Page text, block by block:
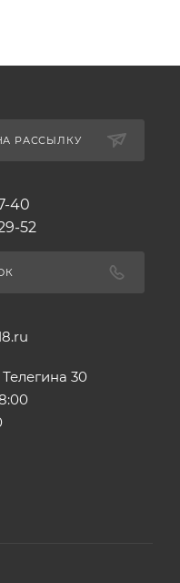
РАССЫЛКУ
40
52
30